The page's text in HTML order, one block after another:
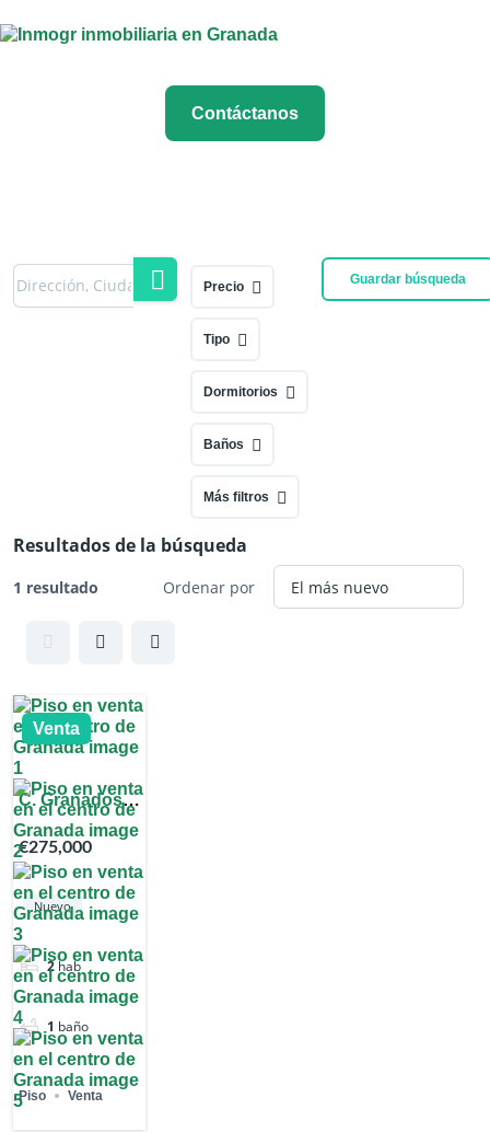
Contáctanos
Guardar búsqueda
Precio
Tipo
Dormitorios
Baños
Más filtros
Resultados de la búsqueda
1 resultado Ordenar por
Venta
C. Granados,
Ronda, 18004
Granada,
España
€275,000
Nuevo
2hab
1 baño
Piso Venta